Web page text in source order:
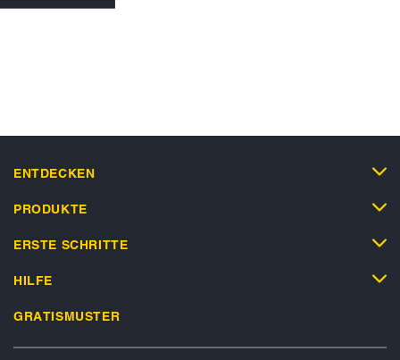
ENTDECKEN
PRODUKTE
ERSTE SCHRITTE
HILFE
GRATISMUSTER